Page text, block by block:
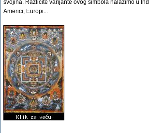
svojina. Različite varijante ovog simbola nalazimo u
Americi, Europi...